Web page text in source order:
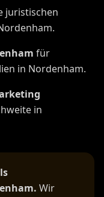
juristischen
für
in Nordenham.
in
Wir